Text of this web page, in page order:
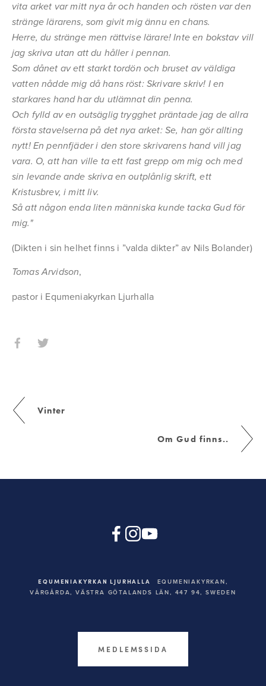
vita arket var mitt nya år och handen och rösten var den
stränge lärarens, som givit mig ännu en chans.
Herre, du stränge men rättvise lärare! Inte en bokstav vill
jag skriva utan att du håller i pennan.
Som dånet av ett starkt tordön och bruset av väldiga
vatten nådde mig då hans röst: Skrivare skriv! I en
starkares hand har du utlämnat din penna.
Och fylld av en outsäglig trygghet präntade jag de allra
första stavelserna på det nya arket: Se, han gör allting
nytt! En pennfjäder i den store skrivarens hand vill jag
vara. O, att han ville ta ett fast grepp om mig och med
sin levande ande skriva en outplånlig skrift, ett
Kristusbrev, i mitt liv.
Så att någon enda liten människa kunde tacka Gud för
mig."
(Dikten i sin helhet finns i ”valda dikter” av Nils Bolander)
Tomas Arvidson,
pastor i Equmeniakyrkan Ljurhalla
Vinter
Om Gud finns..
EQUMENIAKYRKAN LJURHALLA
EQUMENIAKYRKAN,
VÅRGÅRDA, VÄSTRA GÖTALANDS LÄN, 447 94, SWEDEN
MEDLEMSSIDA